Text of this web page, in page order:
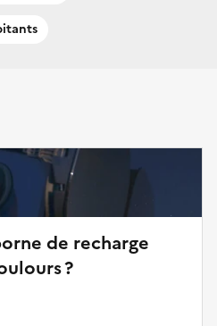
de recharge
?